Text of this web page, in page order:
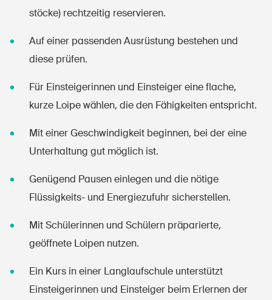
stöcke) rechtzeitig reservieren.
Auf einer passenden Ausrüstung bestehen und
diese prüfen.
Für Einsteigerinnen und Einsteiger eine flache,
kurze Loipe wählen, die den Fähigkeiten entspricht.
Mit einer Geschwindigkeit beginnen, bei der eine
Unterhaltung gut möglich ist.
Genügend Pausen einlegen und die nötige
Flüssigkeits- und Energiezufuhr sicherstellen.
Mit Schülerinnen und Schülern präparierte,
geöffnete Loipen nutzen.
Ein Kurs in einer Langlaufschule unterstützt
Einsteigerinnen und Einsteiger beim Erlernen der